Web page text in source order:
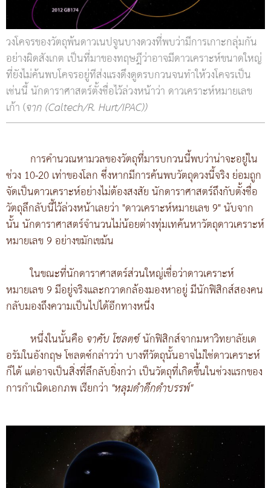
วงโคจรของวัตถุพ้นดาวเนปจูนบางดวงที่พบว่ามีการเกาะกลุ่มกัน
อย่างผิดสังเกต เป็นที่มาของทฤษฎีว่าอาจมีดาวเคราะห์ขนาดใหญ่
ที่ยังไม่ค้นพบโคจรอยู่ทีส่งแรงดึงดูดรบกวนจนทำให้วงโคจรเป็น
เช่นนี้ นักดาราศาสตร์ตั้งชื่อไว้ล่วงหน้าว่า ดาวเคราะห์หมายเลข
เก้า (จาก (Caltech/R. Hurt/IPAC))
การคำนวณหามวลของวัตถุที่มารบกวนนี้พบว่าน่าจะอยู่ใน
ช่วง 10-20 เท่าของโลก ซึ่งหากมีการค้นพบวัตถุดวงนี้จริง ย่อมถูก
จัดเป็นดาวเคราะห์อย่างไม่ต้องสงสัย นักดาราศาสตร์ถึงกับตั้งชื่อ
วัตถุลึกลับนี้ไว้ล่วงหน้าเลยว่า "ดาวเคราะห์หมายเลข 9" นับจาก
นั้น นักดาราศาสตร์จำนวนไม่น้อยต่างทุ่มเทค้นหาวัตถุดาวเคราะห์
หมายเลข 9 อย่างขมักเขม้น
ในขณะที่นักดาราศาสตร์ส่วนใหญ่เชื่อว่าดาวเคราะห์
หมายเลข 9 มีอยู่จริงและกวาดกล้องมองหาอยู่ มีนักฟิสิกส์สองคน
กลับมองถึงความเป็นไปได้อีกทางหนึ่ง
หนึ่งในนั้นคือ จาคับ โชลตซ์นักฟิสิกส์จากมหาวิทยาลัยเด
อรัมในอังกฤษ โชลตซ์กล่าวว่า บางทีวัตถุนั้นอาจไม่ใช่ดาวเคราะห์
ก็ได้ แต่อาจเป็นสิ่งที่ลึกลับยิ่งกว่า เป็นวัตถุที่เกิดขึ้นในช่วงแรกของ
การกำเนิดเอกภพ เรียกว่า "หลุมดำดึกดำบรรพ์"